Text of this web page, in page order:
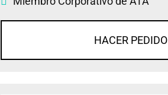
HACER PEDIDO